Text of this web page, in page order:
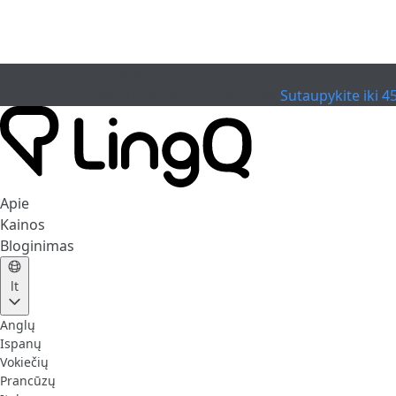
Sutaupykite iki
Apie
Kainos
Bloginimas
lt
Anglų
Ispanų
Vokiečių
Prancūzų